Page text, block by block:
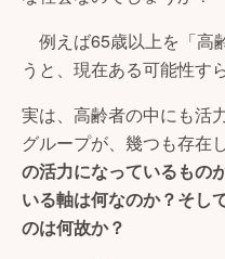
例えば65歳以上を「高
うと、現在ある可能性す
実は、高齢者の中にも活
グループが、幾つも存在
の活力になっているもの
いる軸は何なのか？そし
のは何故か？